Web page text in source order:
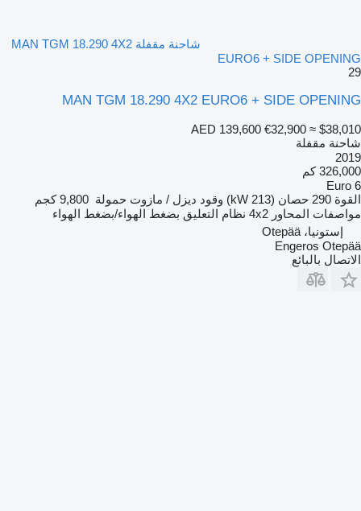
شاحنة مقفلة MAN TGM 18.290 4X2
EURO6 + SIDE OPENING
29
MAN TGM 18.290 4X2 EURO6 + SIDE OPENING
AED 139,600 €32,900 ≈ $38,010
شاحنة مقفلة
2019
326,000 كم
Euro 6
القوة 290 حصان (213 kW) وقود ديزل / مازوت حمولة 9,800 كجم
مواصفات المحاور 4x2 نظام التعليق بضغط الهواء/بضغط الهواء
إستونيا، Otepää
Engeros Otepää
الاتصال بالبائع